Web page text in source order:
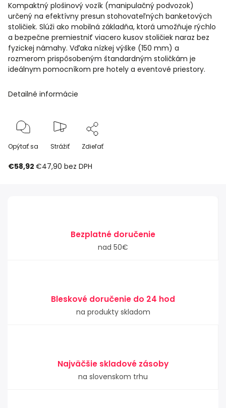
€58,92 €47,90 bez DPH
Kompaktný plošinový vozík (manipulačný podvozok)
určený na efektívny presun stohovateľných banketových
stoličiek. Slúži ako mobilná základňa, ktorá umožňuje rýchlo
a bezpečne premiestniť viacero kusov stoličiek naraz bez
fyzickej námahy. Vďaka nízkej výške (150 mm) a
rozmerom prispôsobeným štandardným stoličkám je
ideálnym pomocníkom pre hotely a eventové priestory.
Detailné informácie
Opýtať sa Strážiť Zdieľať
Bezplatné doručenie
nad 50€
Bleskové doručenie do 24 hod
na produkty skladom
Najväčšie skladové zásoby
na slovenskom trhu